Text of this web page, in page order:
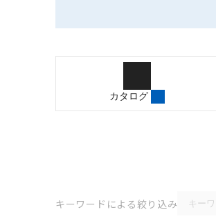
カタログ
キーワードによる絞り込み